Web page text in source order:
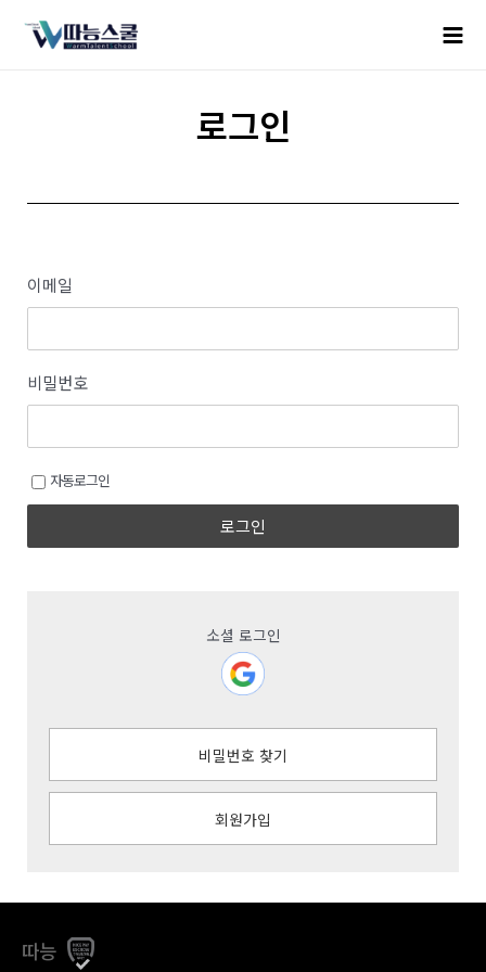
로그인
이메일
비밀번호
자동로그인
로그인
소셜 로그인
비밀번호 찾기
회원가입
따능